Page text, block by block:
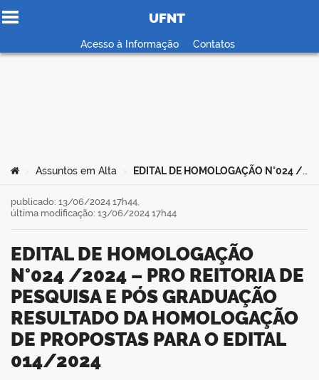
Ir para o conteúdo
UFNT
Acesso à Informação Contatos
Você está aqui:
Assuntos em Alta EDITAL DE HOMOLOGAÇÃO N°024 /2024 – PRO REITORIA DE PESQUISA E PÓS GRADUAÇÃO RESULTADO DA HOMOLOGAÇÃO DE PROPOSTAS PARA O EDITAL 014/2024
EDITAL DE HOMOLOGAÇÃO
N°024 /2024 – PRO REITORIA DE
PESQUISA E PÓS GRADUAÇÃO
RESULTADO DA HOMOLOGAÇÃO
DE PROPOSTAS PARA O EDITAL
014/2024
publicado: 13/06/2024 17h44,
última modificação: 13/06/2024 17h44